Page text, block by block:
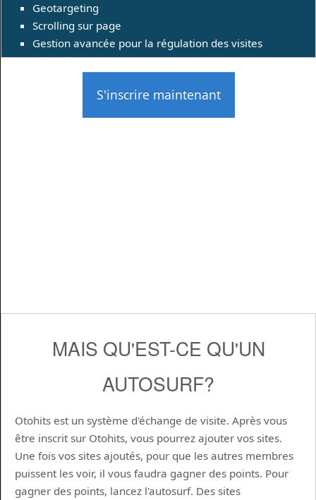
Geotargeting
Scrolling sur page
Gestion avancée pour la régulation des visites
(Throttling)
S'inscrire maintenant
MAIS QU'EST-CE QU'UN
AUTOSURF?
Otohits est un système d'échange de visite. Après vous
être inscrit sur Otohits, vous pourrez ajouter vos sites.
Une fois vos sites ajoutés, pour que les autres membres
puissent les voir, il vous faudra gagner des points. Pour
gagner des points, lancez l'autosurf. Des sites